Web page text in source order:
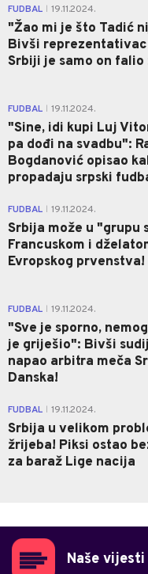
FUDBAL 19.11.2024.
"Žao mi je što Tadić
Bivši
Srbiji je samo on falio
FUDBAL 19.11.2024.
"Sine, idi kupi Luj
pa dođi na svadbu":
Bogdanović opisao
propadaju srpski
FUDBAL 19.11.2024.
Srbija može u "grupu
Francuskom i
Evropskog prvenstva!
FUDBAL 19.11.2024.
"Sve je sporno,
je griješio": Bivši
napao arbitra meča
Danska!
FUDBAL 19.11.2024.
Srbija u velikom
žrijeba! Piksi ostao
za baraž Lige nacija
Naše